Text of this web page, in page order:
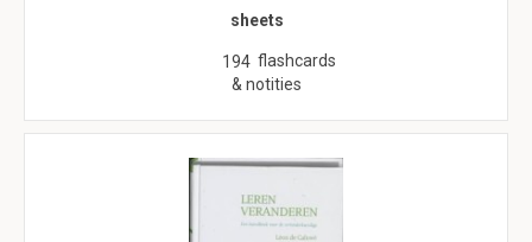
sheets
194 flashcards
& notities